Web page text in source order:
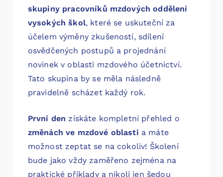
skupiny pracovníků mzdových oddělení
vysokých škol, které se uskuteční za
účelem výměny zkušeností, sdílení
osvědčených postupů a projednání
novinek v oblasti mzdového účetnictví.
Tato skupina by se měla následně
pravidelně scházet každý rok.
První den získáte kompletní přehled o
změnách ve mzdové oblasti a máte
možnost zeptat se na cokoliv! Školení
bude jako vždy zaměřeno zejména na
praktické příklady a nikoli jen šedou